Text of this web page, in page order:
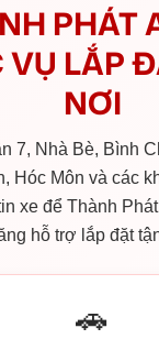
PHÁT
VỤ LẮP
NƠI
7, Nhà Bè, Bình
Hóc Môn và các
xe để Thành
hỗ trợ lắp đặt
🚗